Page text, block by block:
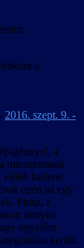
a
2016. szept. 9. -
a
minimumnak
előbb kellene
ezért az egy
Plusz, a
annyira
egyelőre
került.